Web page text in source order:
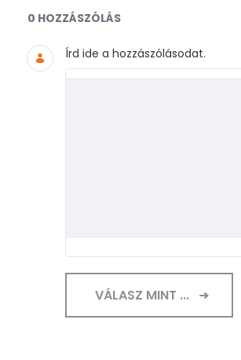
Dokumentumok és
0 HOZZÁSZÓLÁS
Írd ide a hozzászólásodat.
VÁLASZ MINT ...